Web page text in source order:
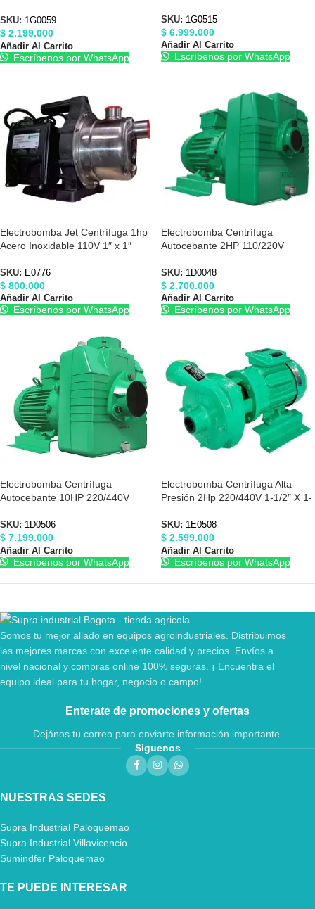
SKU: 1G0059
$ 2.199.000
Añadir Al Carrito
Escríbenos por WhatsApp
SKU: 1G0515
$ 6.999.000
Añadir Al Carrito
Escríbenos por WhatsApp
Electrobomba Jet Centrífuga 1hp
Acero Inoxidable 110V 1″ x 1″
SKU: E0776
$ 800.000
Añadir Al Carrito
Escríbenos por WhatsApp
Electrobomba Centrífuga
Autocebante 2HP 110/220V
SKU: 1D0048
$ 2.700.000
Añadir Al Carrito
Escríbenos por WhatsApp
Electrobomba Centrífuga
Autocebante 10HP 220/440V
SKU: 1D0506
$ 7.199.000
Añadir Al Carrito
Escríbenos por WhatsApp
Electrobomba Centrífuga Alta
Presión 2Hp 220/440V 1-1/2″ X 1-
SKU: 1E0508
$ 2.599.000
Añadir Al Carrito
Escríbenos por WhatsApp
Somos tu mejor aliado en equipos agroindustriales. Distribuimos
las mejores marcas con excelente calidad y precios. Envíos a
nivel nacional y compras online 100% seguras. ¡ Encuentra el
equipo ideal para tu hogar, negocio o campo!
Enterate de promociones y ofertas
Dejános tu correo para enviarte información importante.
Siguenos
NUESTRAS SEDES
Supra Industrial Paloquemao
Supra Industrial Villavicencio
Sumindfer Paloquemao
TE PUEDE INTERESAR